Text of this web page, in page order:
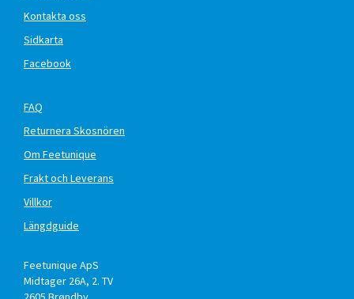
Kontakta oss
Sidkarta
Facebook
FAQ
Returnera Skosnören
Om Feetunique
Frakt och Leverans
Villkor
Längdguide
Feetunique ApS
Midtager 26A, 2. TV